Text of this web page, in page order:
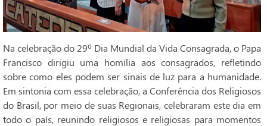
Na celebração do 29º Dia Mundial da Vida Consagrada, o Papa
Francisco dirigiu uma homilia aos consagrados, refletindo
sobre como eles podem ser sinais de luz para a humanidade.
Em sintonia com essa celebração, a Conferência dos Religiosos
do Brasil, por meio de suas Regionais, celebraram este dia em
todo o país, reunindo religiosos e religiosas para momentos